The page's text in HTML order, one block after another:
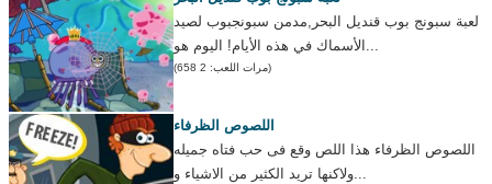
لعبة سبونج بوب قنديل البحر,مدمن سبونجبوب لصيد
الأسماك في هذه الأيام! اليوم هو...
(مرات اللعب: 2 658)
اللصوص الظرفاء
اللصوص الظرفاء هذا اللص وقع فى حب فتاه جميله
ولاكنها تريد الكثير من الاشياء و...